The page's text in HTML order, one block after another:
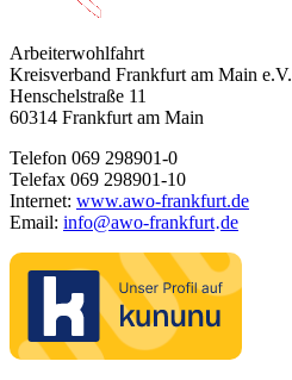
Arbeiterwohlfahrt
Kreisverband Frankfurt am Main e.V.
Henschelstraße 11
60314 Frankfurt am Main
Telefon 069 298901-0
Telefax 069 298901-10
Internet: www.awo-frankfurt.de
Email: info@awo-frankfurt·de